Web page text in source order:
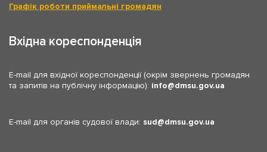
Графік роботи приймальні громадян
Вхідна кореспонденція
E-mail для вхідної кореспонденції (окрім звернень громадян
та запитів на публічну інформацію): info dmsu.gov.ua
E-mail для органів судової влади: sud dmsu.gov.ua